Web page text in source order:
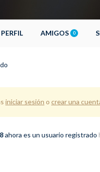
PERFIL AMIGOS 0
iniciar sesión o crear una
ahora es un usuario registrado